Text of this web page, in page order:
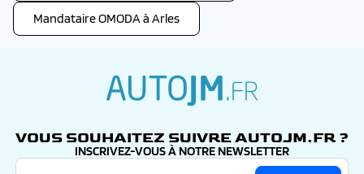
Mandataire OMODA à Arles
VOUS SOUHAITEZ SUIVRE AUTOJM.FR ?
INSCRIVEZ-VOUS À NOTRE NEWSLETTER